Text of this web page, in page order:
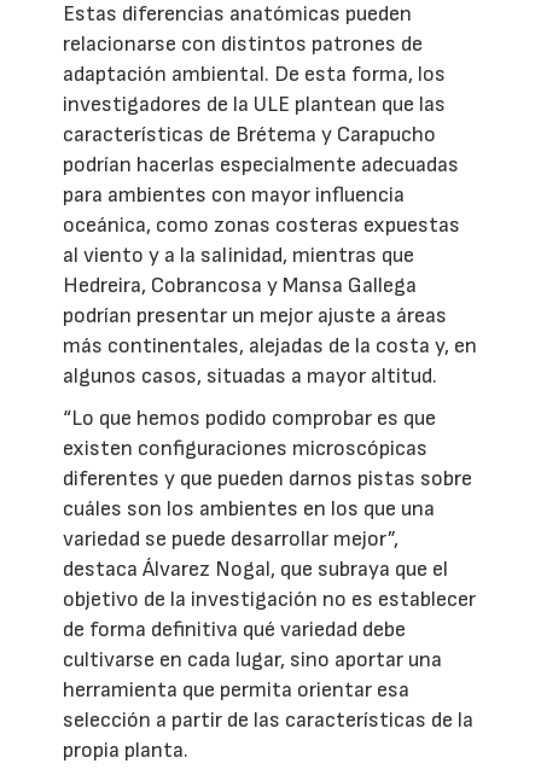
Estas diferencias anatómicas pueden
relacionarse con distintos patrones de
adaptación ambiental. De esta forma, los
investigadores de la ULE plantean que las
características de Brétema y Carapucho
podrían hacerlas especialmente adecuadas
para ambientes con mayor influencia
oceánica, como zonas costeras expuestas
al viento y a la salinidad, mientras que
Hedreira, Cobrancosa y Mansa Gallega
podrían presentar un mejor ajuste a áreas
más continentales, alejadas de la costa y, en
algunos casos, situadas a mayor altitud.
“Lo que hemos podido comprobar es que
existen configuraciones microscópicas
diferentes y que pueden darnos pistas sobre
cuáles son los ambientes en los que una
variedad se puede desarrollar mejor”,
destaca Álvarez Nogal, que subraya que el
objetivo de la investigación no es establecer
de forma definitiva qué variedad debe
cultivarse en cada lugar, sino aportar una
herramienta que permita orientar esa
selección a partir de las características de la
propia planta.